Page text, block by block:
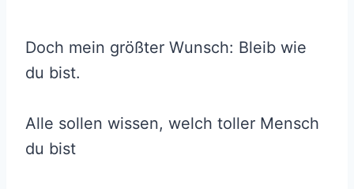
Doch mein größter Wunsch: Bleib wie
du bist.
Alle sollen wissen, welch toller Mensch
du bist